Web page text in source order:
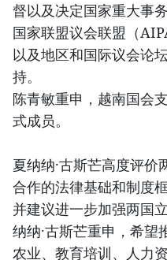
督以及决定国家重大事
国家联盟议会联盟（
以及地区和国际议会论
持。
陈青敏重申，越南国会
式成员。
夏纳纳·古斯芒高度评价
合作的法律基础和制度
并建议进一步加强两国
纳纳·古斯芒重申，希望
农业、教育培训、人力